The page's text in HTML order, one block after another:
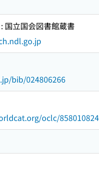
国立国会図書館蔵書
bib/024806266
oclc/858010824